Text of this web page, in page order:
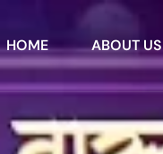
HOME ABOUT US